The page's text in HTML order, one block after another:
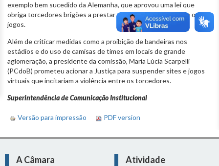
exemplo bem sucedido da Alemanha, que aprovou uma lei que
obriga torcedores brigões a prestar serviços sociais durante os
jogos.
Além de criticar medidas como a proibição de bandeiras nos
estádios e do uso de camisas de times em locais de grande
aglomeração, a presidente da comissão, Maria Lúcia Scarpelli
(PCdoB) prometeu acionar a Justiça para suspender sites e jogos
virtuais que incitariam a violência entre os torcedores.
Superintendência de Comunicação Institucional
Versão para impressão PDF version
A Câmara
Atividade